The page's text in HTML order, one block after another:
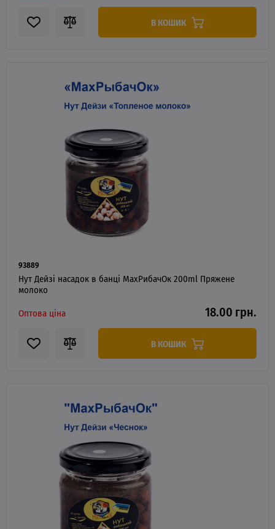
В КОШИК
93889
Нут Дейзі насадок в банці MaxРибачОк 200ml Пряжене
молоко
Оптова ціна
18.00 грн.
В КОШИК